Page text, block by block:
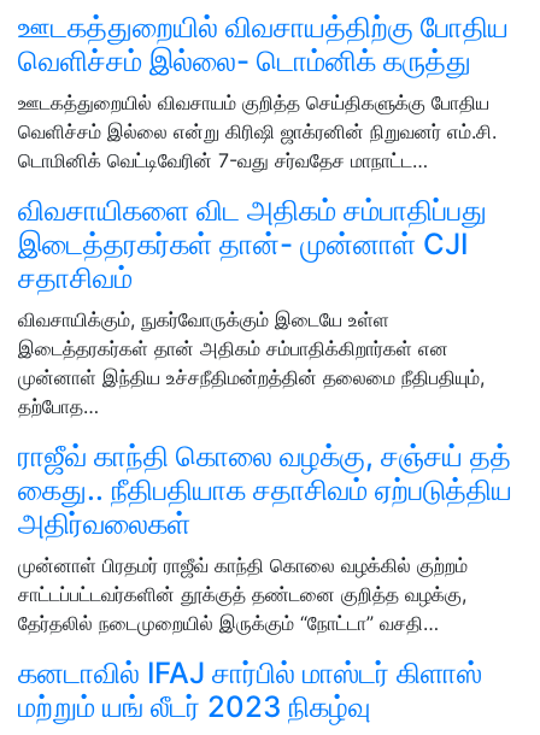
ஊடகத்துறையில் விவசாயத்திற்கு போதிய
வெளிச்சம் இல்லை- டொம்னிக் கருத்து
ஊடகத்துறையில் விவசாயம் குறித்த செய்திகளுக்கு போதிய
வெளிச்சம் இல்லை என்று கிரிஷி ஜாக்ரனின் நிறுவனர் எம்.சி.
டொமினிக் வெட்டிவேரின் 7-வது சர்வதேச மாநாட்ட…
விவசாயிகளை விட அதிகம் சம்பாதிப்பது
இடைத்தரகர்கள் தான்- முன்னாள் CJI
சதாசிவம்
விவசாயிக்கும், நுகர்வோருக்கும் இடையே உள்ள
இடைத்தரகர்கள் தான் அதிகம் சம்பாதிக்கிறார்கள் என
முன்னாள் இந்திய உச்சநீதிமன்றத்தின் தலைமை நீதிபதியும்,
தற்போத…
ராஜீவ் காந்தி கொலை வழக்கு, சஞ்சய் தத்
கைது.. நீதிபதியாக சதாசிவம் ஏற்படுத்திய
அதிர்வலைகள்
முன்னாள் பிரதமர் ராஜீவ் காந்தி கொலை வழக்கில் குற்றம்
சாட்டப்பட்டவர்களின் தூக்குத் தண்டனை குறித்த வழக்கு,
தேர்தலில் நடைமுறையில் இருக்கும் “நோட்டா” வசதி…
கனடாவில் IFAJ சார்பில் மாஸ்டர் கிளாஸ்
மற்றும் யங் லீடர் 2023 நிகழ்வு